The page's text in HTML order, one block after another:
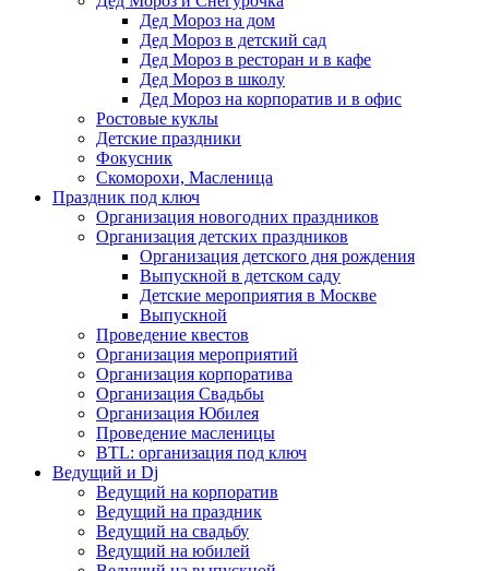
Дед Мороз на дом
Дед Мороз в детский сад
Дед Мороз в ресторан и в кафе
Дед Мороз в школу
Дед Мороз на корпоратив и в офис
Ростовые куклы
Детские праздники
Фокусник
Скоморохи, Масленица
Праздник под ключ
Организация новогодних праздников
Организация детских праздников
Организация детского дня рождения
Выпускной в детском саду
Детские мероприятия в Москве
Выпускной
Проведение квестов
Организация мероприятий
Организация корпоратива
Организация Свадьбы
Организация Юбилея
Проведение масленицы
BTL: организация под ключ
Ведущий и Dj
Ведущий на корпоратив
Ведущий на праздник
Ведущий на свадьбу
Ведущий на юбилей